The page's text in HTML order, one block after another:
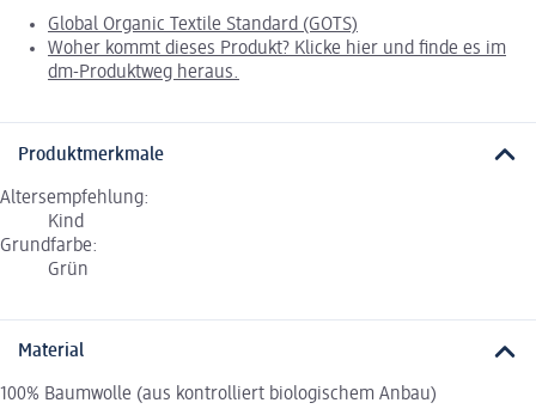
Global Organic Textile Standard (GOTS)
Woher kommt dieses Produkt? Klicke hier und finde es im
dm-Produktweg heraus.
Produktmerkmale
Altersempfehlung:
Kind
Grundfarbe:
Grün
Material
100% Baumwolle (aus kontrolliert biologischem Anbau)